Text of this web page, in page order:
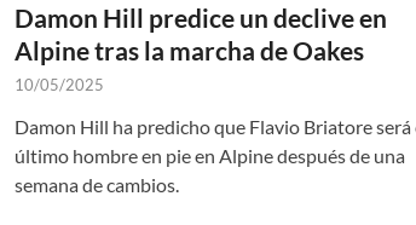
Damon Hill predice un declive en
Alpine tras la marcha de Oakes
10/05/2025
Damon Hill ha predicho que Flavio Briatore será
último hombre en pie en Alpine después de una
semana de cambios.